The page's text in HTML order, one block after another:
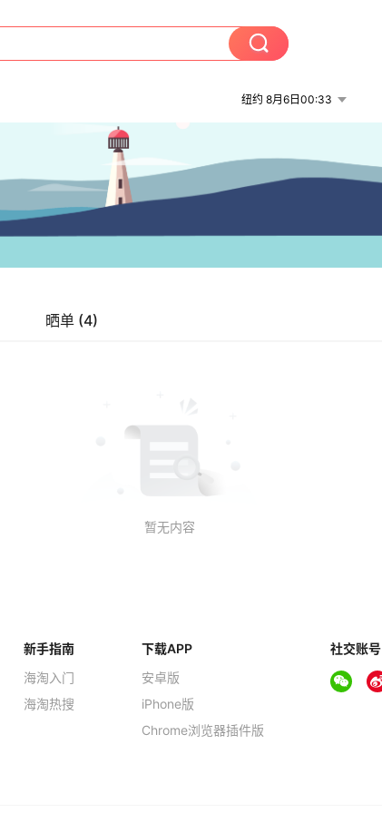
纽约 8月6日00:33
晒单 (4)
新手指南
海淘入门
海淘热搜
下载APP
安卓版
iPhone版
Chrome浏览器插件版
社交账号